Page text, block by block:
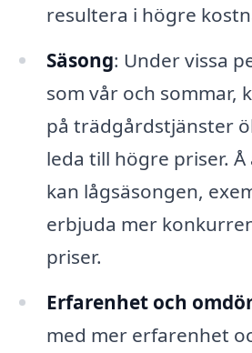
resultera i högre
Säsong: Under vissa
som vår och sommar,
på trädgårdstjänster
leda till högre priser.
kan lågsäsongen,
erbjuda mer
priser.
Erfarenhet och
med mer erfarenhet